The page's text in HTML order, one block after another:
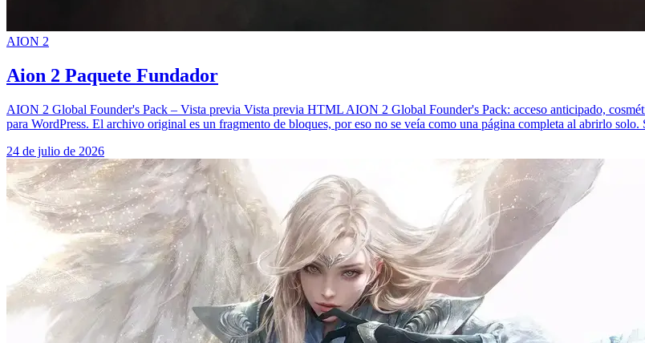
AION 2
Aion 2 Paquete Fundador
AION 2 Global Founder's Pack – Vista previa Vista previa HTML AION 2 Global Founder's Pack: acceso anticipado,
para WordPress. El archivo original es un fragmento de bloques, por eso no se veía como una página completa al abrirlo
24 de julio de 2026